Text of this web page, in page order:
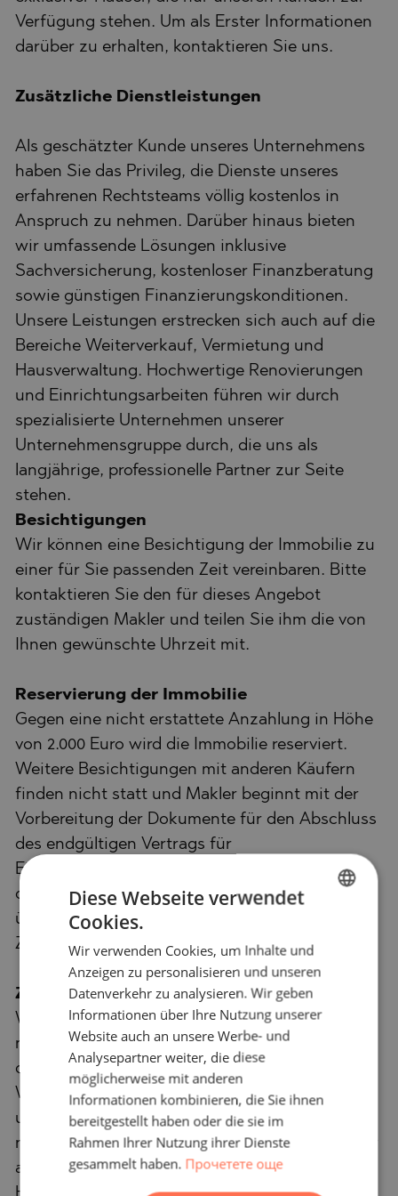
Verfügung stehen. Um als Erster Informationen
darüber zu erhalten, kontaktieren Sie uns.
Zusätzliche Dienstleistungen
Als geschätzter Kunde unseres Unternehmens
haben Sie das Privileg, die Dienste unseres
erfahrenen Rechtsteams völlig kostenlos in
Anspruch zu nehmen. Darüber hinaus bieten
wir umfassende Lösungen inklusive
Sachversicherung, kostenloser Finanzberatung
sowie günstigen Finanzierungskonditionen.
Unsere Leistungen erstrecken sich auch auf die
Bereiche Weiterverkauf, Vermietung und
Hausverwaltung. Hochwertige Renovierungen
und Einrichtungsarbeiten führen wir durch
spezialisierte Unternehmen unserer
Unternehmensgruppe durch, die uns als
langjährige, professionelle Partner zur Seite
stehen.
Besichtigungen
Wir können eine Besichtigung der Immobilie zu
einer für Sie passenden Zeit vereinbaren. Bitte
kontaktieren Sie den für dieses Angebot
zuständigen Makler und teilen Sie ihm die von
Ihnen gewünschte Uhrzeit mit.
Reservierung der Immobilie
Gegen eine nicht erstattete Anzahlung in Höhe
von 2.000 Euro wird die Immobilie reserviert.
Weitere Besichtigungen mit anderen Käufern
finden nicht statt und Makler beginnt mit der
Vorbereitung der Dokumente für den Abschluss
des endgültigen Vertrags für
Eigentumsübertragung. Bitte kontaktieren Sie
den zuständigen Makler für mehr Information
über den Kauf einer Immobilie und
Zahlungsarten.
Zusatzleistungen und Kundendienst
Wir sind ein seriöses Unternehmen und werden
nicht nur während des Kaufs, sondern auch
danach bei Ihnen sein und Ihnen auf Ihren
Wunsch zusätzliche Dienstleistungen anbieten,
um die neu gekaufte Immobilie vollständig und
nahtlos zu nutzen. Die Dienstleistungen, die wir
anbieten können, umfassen die Erlangung einer
ENGLISH
RUSSIAN
GERMAN
FRENCH
ROMANIAN
Diese Webseite verwendet
Cookies.
Wir verwenden Cookies, um Inhalte und
Anzeigen zu personalisieren und unseren
Datenverkehr zu analysieren. Wir geben
Informationen über Ihre Nutzung unserer
Website auch an unsere Werbe- und
Analysepartner weiter, die diese
möglicherweise mit anderen
Informationen kombinieren, die Sie ihnen
bereitgestellt haben oder die sie im
Rahmen Ihrer Nutzung ihrer Dienste
gesammelt haben. Прочетете още